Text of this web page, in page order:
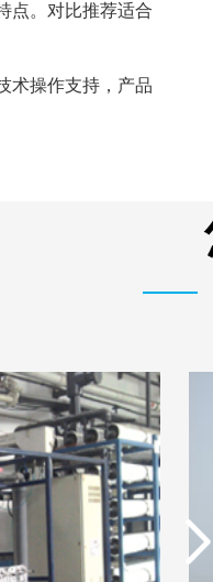
点。对比推荐适合
术操作支持，产品